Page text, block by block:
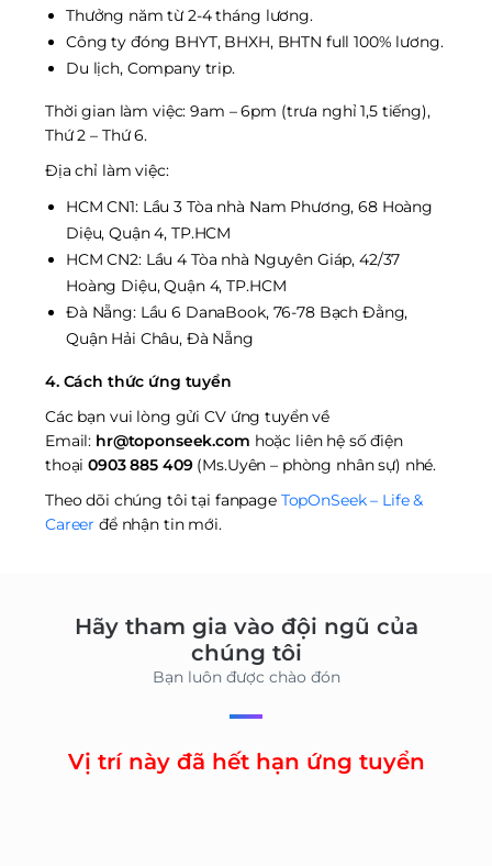
Thưởng năm từ 2-4 tháng lương.
Công ty đóng BHYT, BHXH, BHTN full 100% lương.
Du lịch, Company trip.
Thời gian làm việc: 9am – 6pm (trưa nghỉ 1,5 tiếng),
Thứ 2 – Thứ 6.
Địa chỉ làm việc:
HCM CN1: Lầu 3 Tòa nhà Nam Phương, 68 Hoàng
Diệu, Quận 4, TP.HCM
HCM CN2: Lầu 4 Tòa nhà Nguyên Giáp, 42/37
Hoàng Diệu, Quận 4, TP.HCM
Đà Nẵng: Lầu 6 DanaBook, 76-78 Bạch Đằng,
Quận Hải Châu, Đà Nẵng
4. Cách thức ứng tuyển
Các bạn vui lòng gửi CV ứng tuyển về
Email: hr@toponseek.com hoặc liên hệ số điện
thoại0903 885 409(Ms.Uyên – phòng nhân sự) nhé.
Theo dõi chúng tôi tại fanpageTopOnSeek – Life &
Career để nhận tin mới.
Hãy tham gia vào đội ngũ của
chúng tôi
Bạn luôn được chào đón
Vị trí này đã hết hạn ứng tuyển